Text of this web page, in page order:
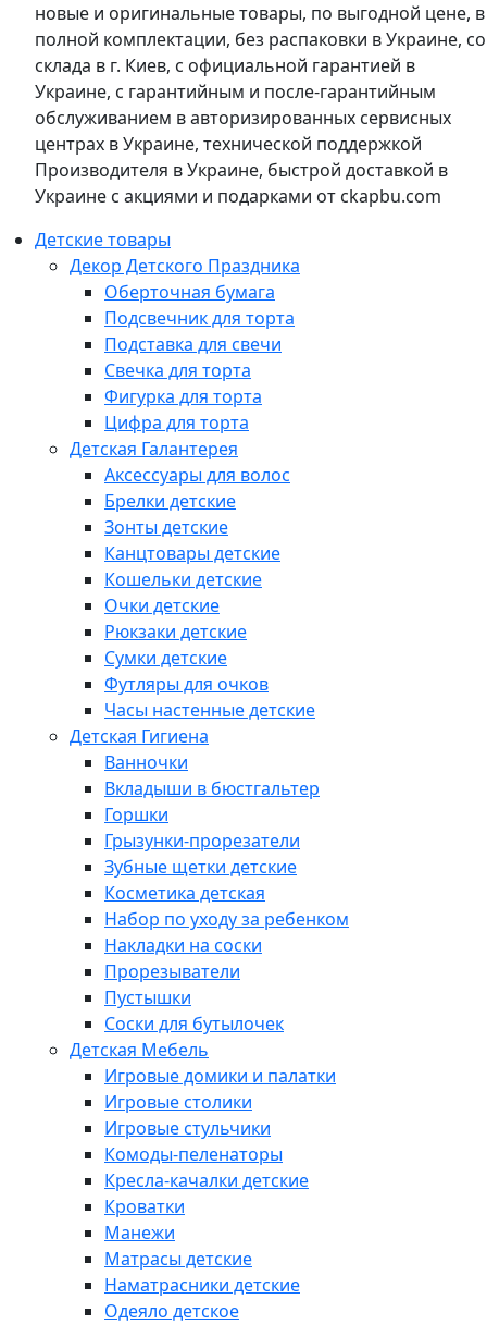
новые и оригинальные товары, по выгодной цене, в
полной комплектации, без распаковки в Украине, со
склада в г. Киев, с официальной гарантией в
Украине, с гарантийным и после-гарантийным
обслуживанием в авторизированных сервисных
центрах в Украине, технической поддержкой
Производителя в Украине, быстрой доставкой в
Украине с акциями и подарками от ckapbu.com
Детские товары
Декор Детского Праздника
Оберточная бумага
Подсвечник для торта
Подставка для свечи
Свечка для торта
Фигурка для торта
Цифра для торта
Детская Галантерея
Аксессуары для волос
Брелки детские
Зонты детские
Канцтовары детские
Кошельки детские
Очки детские
Рюкзаки детские
Сумки детские
Футляры для очков
Часы настенные детские
Детская Гигиена
Ванночки
Вкладыши в бюстгальтер
Горшки
Грызунки-прорезатели
Зубные щетки детские
Косметика детская
Набор по уходу за ребенком
Накладки на соски
Прорезыватели
Пустышки
Соски для бутылочек
Детская Мебель
Игровые домики и палатки
Игровые столики
Игровые стульчики
Комоды-пеленаторы
Кресла-качалки детские
Кроватки
Манежи
Матрасы детские
Наматрасники детские
Одеяло детское